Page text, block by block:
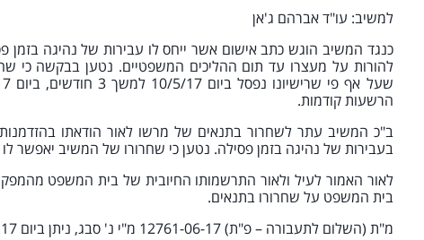
למשיב: עו"ד אברהם ג'אן
כנגד המשיב הוגש כתב אישום אשר ייחס לו עבירות של נהיגה
להורות על מעצרו עד תום ההליכים המשפטיים. נטען בבקשה כי
הרשעות קודמות.
ב"כ המשיב עתר לשחרור בתנאים של מרשו לאור הודאתו
בעבירות של נהיגה בזמן פסילה. נטען כי שחרורו של המשיב יאפשר
לאור האמור לעיל ולאור התרשמותו החיובית של בית המשפט
בית המשפט על שחרורו בתנאים.
מ"ת (השלום לתעבורה – פ"ת) 12761-06-17 מ"י נ' סבג, ניתן ביום 27.6.17